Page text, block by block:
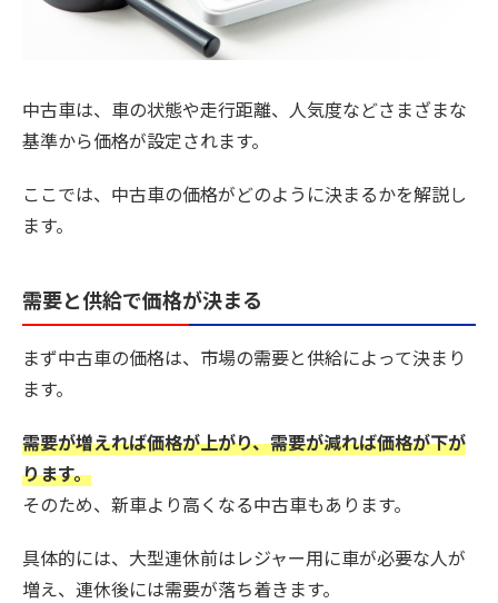
中古車は、車の状態や走行距離、人気度などさまざまな
基準から価格が設定されます。
ここでは、中古車の価格がどのように決まるかを解説し
ます。
需要と供給で価格が決まる
まず中古車の価格は、市場の需要と供給によって決まり
ます。
需要が増えれば価格が上がり、需要が減れば価格が下が
ります。
そのため、新車より高くなる中古車もあります。
具体的には、大型連休前はレジャー用に車が必要な人が
増え、連休後には需要が落ち着きます。